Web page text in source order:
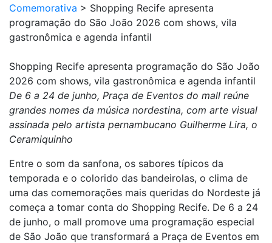
Comemorativa > Shopping Recife apresenta
programação do São João 2026 com shows, vila
gastronômica e agenda infantil
Shopping Recife apresenta programação do São João
2026 com shows, vila gastronômica e agenda infantil
De 6 a 24 de junho, Praça de Eventos do mall reúne
grandes nomes da música nordestina, com arte visual
assinada pelo artista pernambucano Guilherme Lira, o
Ceramiquinho
Entre o som da sanfona, os sabores típicos da
temporada e o colorido das bandeirolas, o clima de
uma das comemorações mais queridas do Nordeste já
começa a tomar conta do Shopping Recife. De 6 a 24
de junho, o mall promove uma programação especial
de São João que transformará a Praça de Eventos em